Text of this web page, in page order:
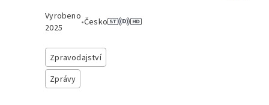
Vyrobeno
2025
•Česko
Zpravodajství
Zprávy